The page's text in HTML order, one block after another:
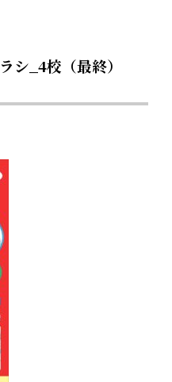
シ_4校（最終）